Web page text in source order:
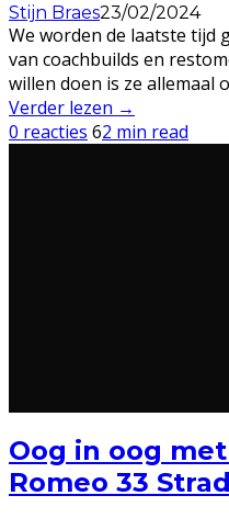
Stijn Braes23/02/2024
We worden de laatste tijd
van coachbuilds en
willen doen is ze allemaal
Verder lezen →
0 reacties 62 min read
Oog in oog
Romeo 33